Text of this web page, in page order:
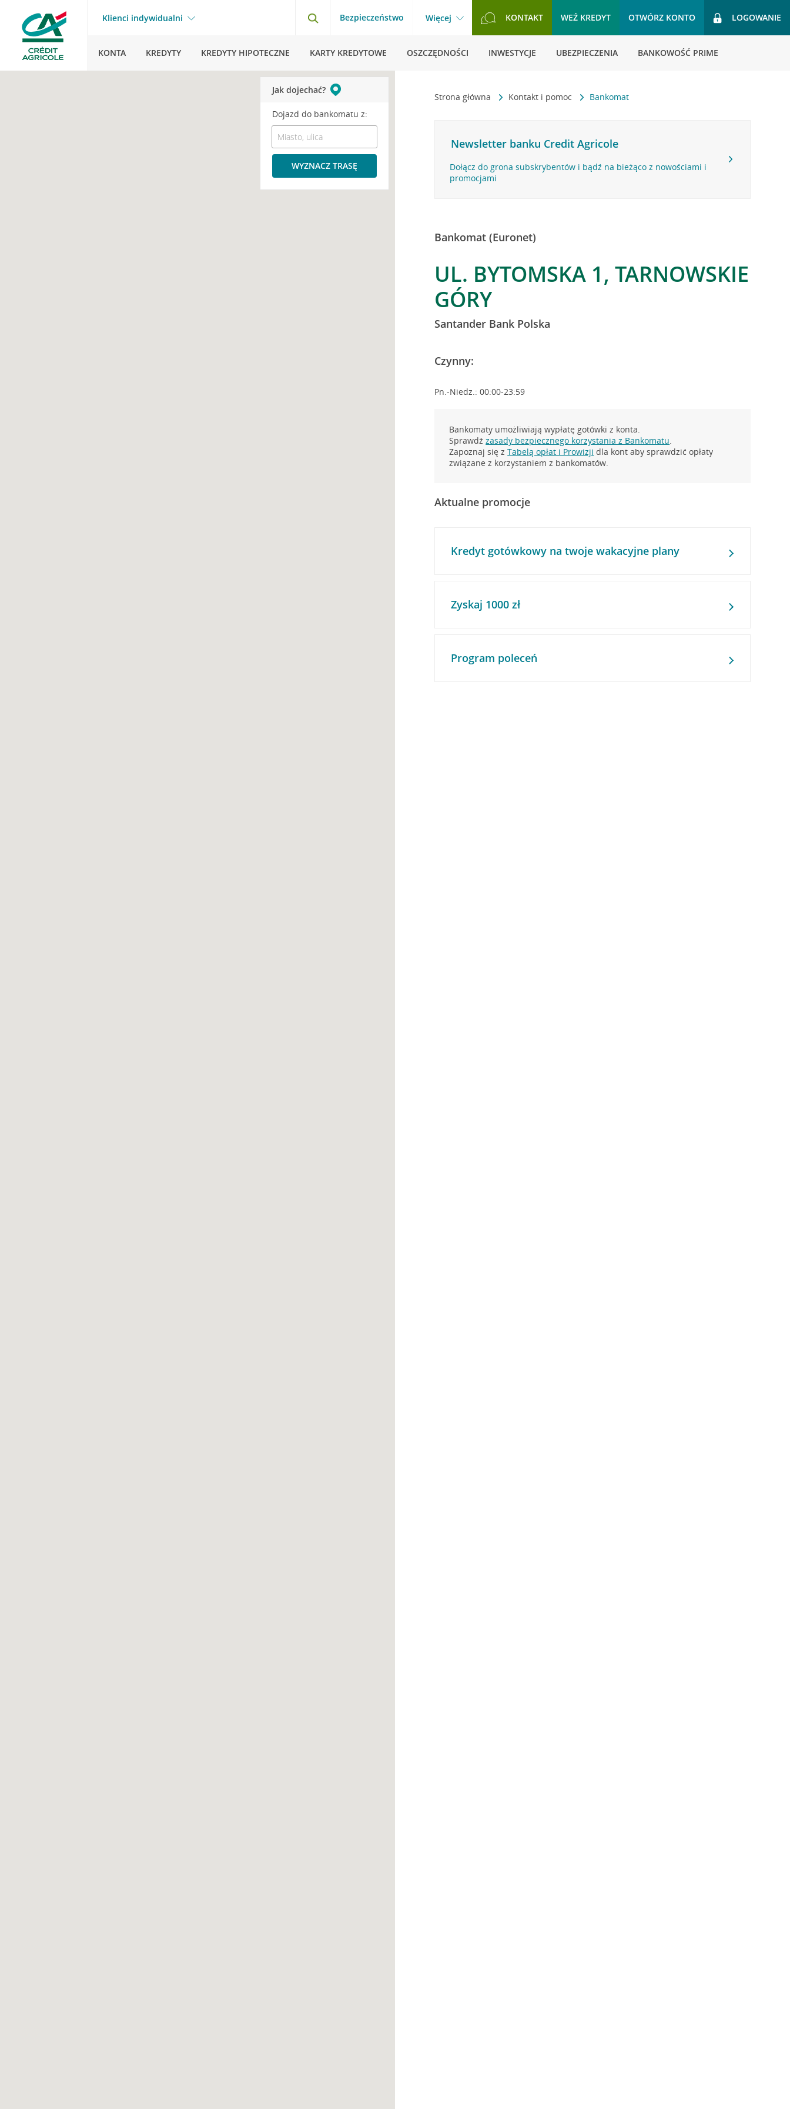
Klienci indywidualni Bezpieczeństwo Więcej KONTAKT WEŹ KREDYT OTWÓRZ KONTO LOGOWANIE
KONTA KREDYTY KREDYTY HIPOTECZNE KARTY KREDYTOWE OSZCZĘDNOŚCI INWESTYCJE UBEZPIECZENIA BANKOWOŚĆ PRIME
Strona główna Kontakt i pomoc Bankomat
Newsletter banku Credit Agricole
Dołącz do grona subskrybentów i bądź na bieżąco z nowościami i
promocjami
Bankomat (Euronet)
UL. BYTOMSKA 1, TARNOWSKIE
GÓRY
Santander Bank Polska
Czynny:
Pn.-Niedz.: 00:00-23:59
Bankomaty umożliwiają wypłatę gotówki z konta.
Sprawdźzasady bezpiecznego korzystania z Bankomatu.
Zapoznaj się zTabelą opłat i Prowizji dla kont aby sprawdzić opłaty
związane z korzystaniem z bankomatów.
Aktualne promocje
Kredyt gotówkowy na twoje wakacyjne plany
Zyskaj 1000 zł
Program poleceń
Jak dojechać?
Dojazd do bankomatu z:
WYZNACZ TRASĘ